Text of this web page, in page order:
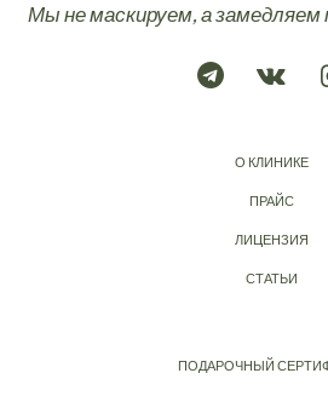
Мы не маскируем, а
О КЛИНИКЕ
ПРАЙС
ЛИЦЕНЗИЯ
СТАТЬИ
ПОДАРОЧНЫЙ